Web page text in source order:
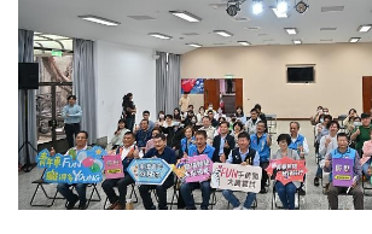
刊登